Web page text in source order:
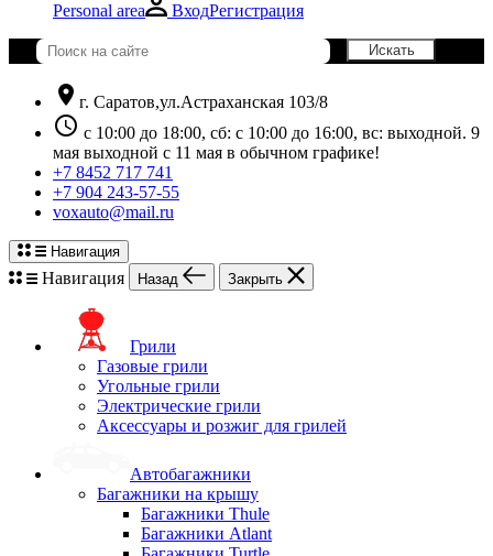
Personal area ВходРегистрация
location_on г. Саратов,ул.Астраханская 103/8
schedule с 10:00 до 18:00, сб: с 10:00 до 16:00, вс: выходной. 9
мая выходной с 11 мая в обычном графике!
+7 8452 717 741
+7 904 243-57-55
voxauto@mail.ru
Навигация
Навигация Назад Закрыть
Грили
Газовые грили
Угольные грили
Электрические грили
Аксессуары и розжиг для грилей
Автобагажники
Багажники на крышу
Багажники Thule
Багажники Atlant